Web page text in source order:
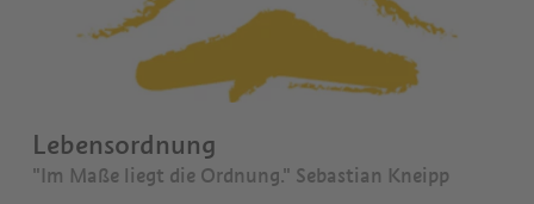
Lebensordnung
"Im Maße liegt die Ordnung." Sebastian Kneipp